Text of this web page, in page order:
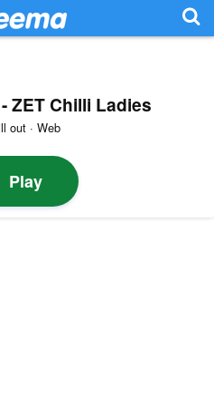
ZET Chilli Ladies
out · Web
Play